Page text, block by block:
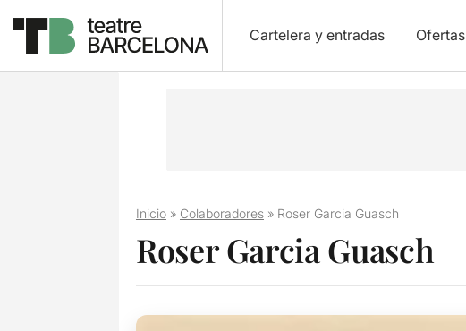
Cartelera y entradas Ofertas
Inicio» Colaboradores» Roser Garcia Guasch
Roser Garcia Guasch